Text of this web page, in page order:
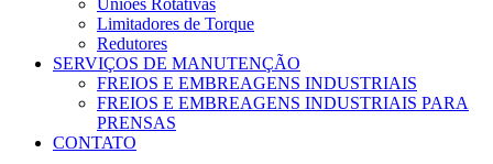
Limitadores de Torque
Redutores
SERVIÇOS DE MANUTENÇÃO
FREIOS E EMBREAGENS INDUSTRIAIS
FREIOS E EMBREAGENS INDUSTRIAIS PARA
PRENSAS
CONTATO